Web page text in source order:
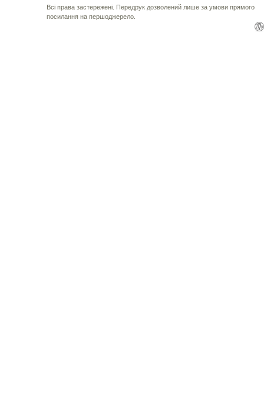
Всі права застережені. Передрук дозволений лише за умови прямого
посилання на першоджерело.